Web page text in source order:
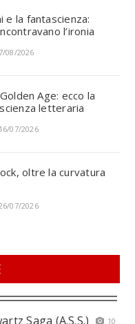
e la fantascienza:
l’ironia
7/08/2026
Age: ecco la
letteraria
16/07/2026
oltre la curvatura
07/2026
Saga (A.S.S.)
10